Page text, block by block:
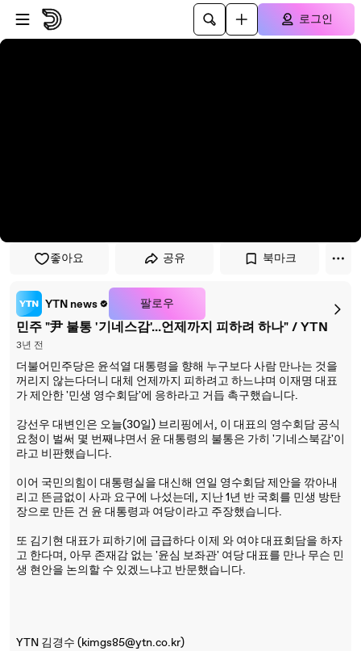
플레이어로 건너뛰기
본문으로 건너뛰기
로그인
좋아요 공유 북마크
YTN news 팔로우
민주 "尹 불통 '기네스감'...언제까지 피하려 하나" / YTN
3년 전
더불어민주당은 윤석열 대통령을 향해 누구보다 사람 만나는 것을
꺼리지 않는다더니 대체 언제까지 피하려고 하느냐며 이재명 대표
가 제안한 '민생 영수회담'에 응하라고 거듭 촉구했습니다.
강선우 대변인은 오늘(30일) 브리핑에서, 이 대표의 영수회담 공식
요청이 벌써 몇 번째냐면서 윤 대통령의 불통은 가히 '기네스북감'이
라고 비판했습니다.
이어 국민의힘이 대통령실을 대신해 연일 영수회담 제안을 깎아내
리고 뜬금없이 사과 요구에 나섰는데, 지난 1년 반 국회를 민생 방탄
장으로 만든 건 윤 대통령과 여당이라고 주장했습니다.
또 김기현 대표가 피하기에 급급하다 이제 와 여야 대표회담을 하자
고 한다며, 아무 존재감 없는 '윤심 보좌관' 여당 대표를 만나 무슨 민
생 현안을 논의할 수 있겠느냐고 반문했습니다.
YTN 김경수 (kimgs85@ytn.co.kr)